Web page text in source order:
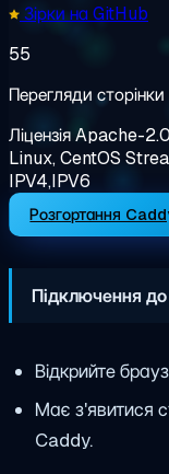
Зірки на GitHub
55
Перегляди сторінки
ЛіцензіяApache-2.0
Linux, CentOS
IPV4,IPV6
Розгортання
Підключення
Відкрийте
Має з'явитися
Caddy.